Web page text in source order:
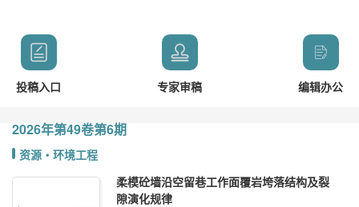
投稿入口 专家审稿 编辑办公
2026年第49卷第6期
资源・环境工程
柔模砼墙沿空留巷工作面覆岩垮落结构及裂
隙演化规律